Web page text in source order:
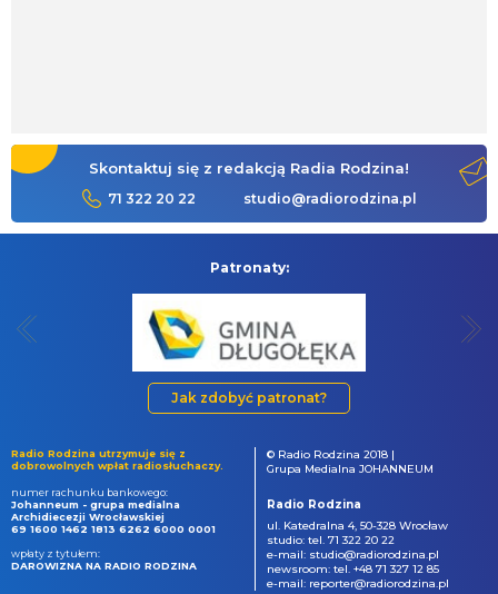
Skontaktuj się z redakcją Radia Rodzina!
71 322 20 22 studio@radiorodzina.pl
Patronaty:
Jak zdobyć patronat?
Radio Rodzina utrzymuje się z
dobrowolnych wpłat radiosłuchaczy.
numer rachunku bankowego:
Johanneum - grupa medialna
Archidiecezji Wrocławskiej
69 1600 1462 1813 6262 6000 0001
wpłaty z tytułem:
DAROWIZNA NA RADIO RODZINA
© Radio Rodzina 2018 |
Grupa Medialna JOHANNEUM
Radio Rodzina
ul. Katedralna 4, 50-328 Wrocław
studio: tel. 71 322 20 22
e-mail: studio@radiorodzina.pl
newsroom: tel. +48 71 327 12 85
e-mail: reporter@radiorodzina.pl